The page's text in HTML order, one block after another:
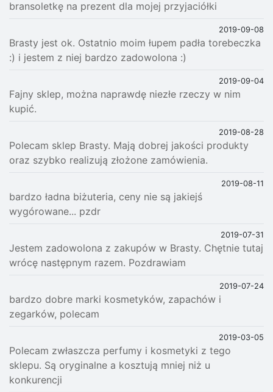
bransoletkę na prezent dla mojej przyjaciółki
2019-09-08
Brasty jest ok. Ostatnio moim łupem padła torebeczka
:) i jestem z niej bardzo zadowolona :)
2019-09-04
Fajny sklep, można naprawdę niezłe rzeczy w nim
kupić.
2019-08-28
Polecam sklep Brasty. Mają dobrej jakości produkty
oraz szybko realizują złożone zamówienia.
2019-08-11
bardzo ładna biżuteria, ceny nie są jakiejś
wygórowane... pzdr
2019-07-31
Jestem zadowolona z zakupów w Brasty. Chętnie tutaj
wrócę następnym razem. Pozdrawiam
2019-07-24
bardzo dobre marki kosmetyków, zapachów i
zegarków, polecam
2019-03-05
Polecam zwłaszcza perfumy i kosmetyki z tego
sklepu. Są oryginalne a kosztują mniej niż u
konkurencji